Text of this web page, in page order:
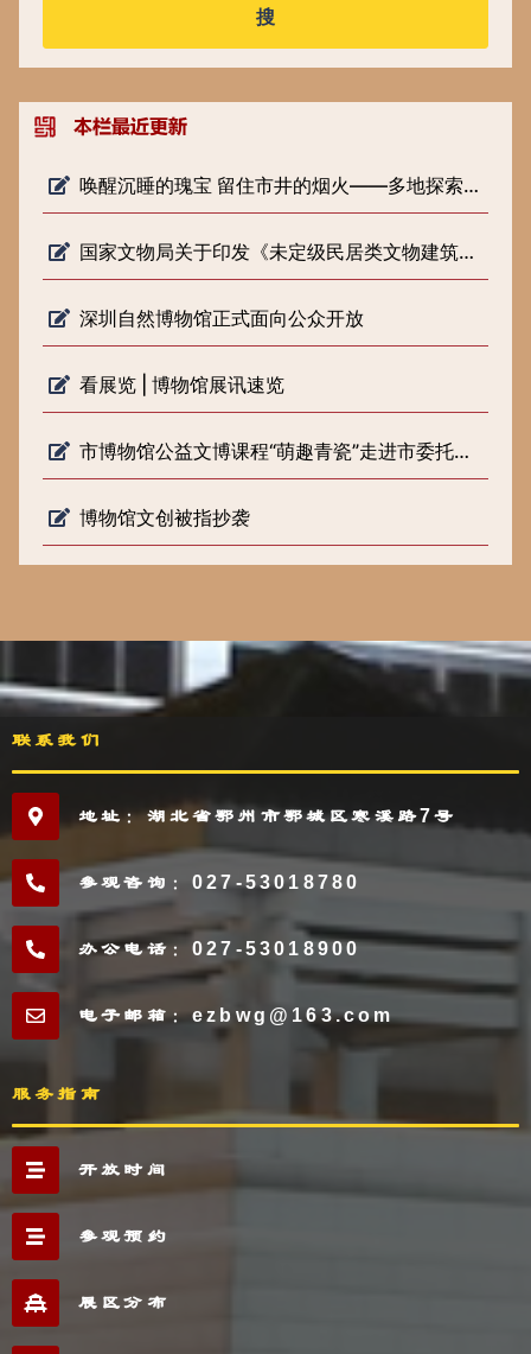
搜
唤醒沉睡的瑰宝 留住市井的烟火——多地探索低级别文物保护新路径
国家文物局关于印发《未定级民居类文物建筑修缮审批工作指引（试行）》的通知
深圳自然博物馆正式面向公众开放
看展览 | 博物馆展讯速览
市博物馆公益文博课程“萌趣青瓷”走进市委托管课堂
博物馆文创被指抄袭
联系我们
地址：湖北省鄂州市鄂城区寒溪路7号
参观咨询：027-53018780
办公电话：027-53018900
电子邮箱：ezbwg@163.com
服务指南
开放时间
参观预约
展区分布